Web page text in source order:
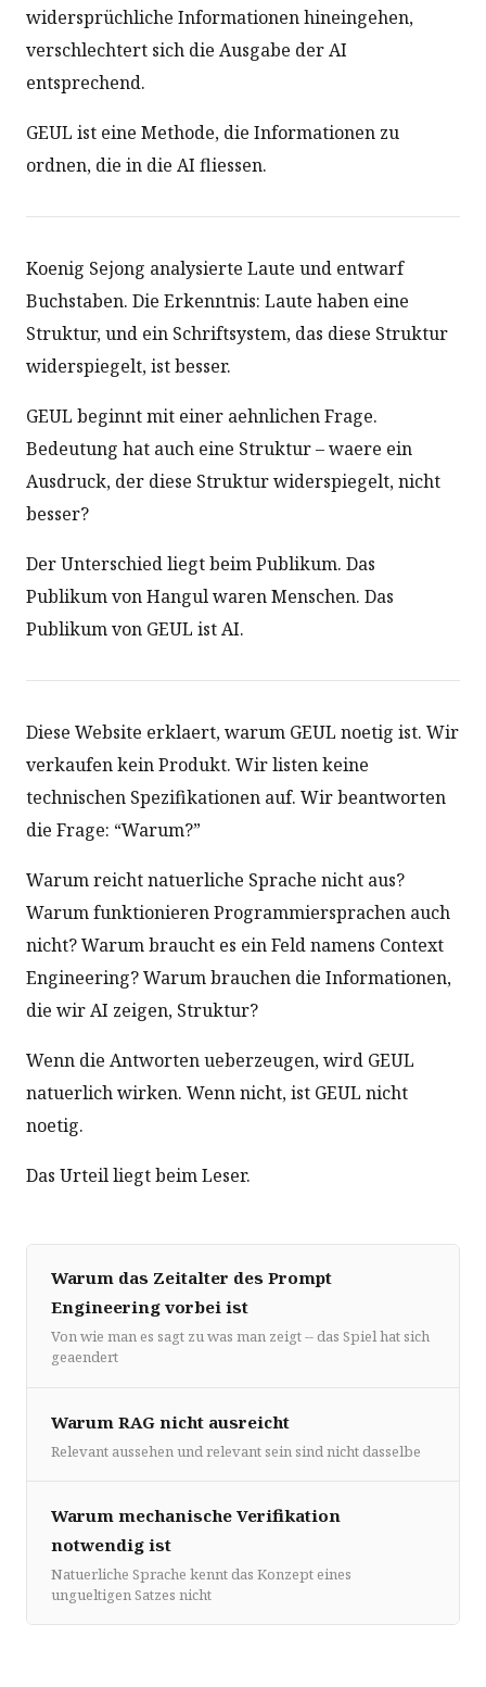
widersprüchliche Informationen hineingehen,
verschlechtert sich die Ausgabe der AI
entsprechend.
GEUL ist eine Methode, die Informationen zu
ordnen, die in die AI fliessen.
Koenig Sejong analysierte Laute und entwarf
Buchstaben. Die Erkenntnis: Laute haben eine
Struktur, und ein Schriftsystem, das diese Struktur
widerspiegelt, ist besser.
GEUL beginnt mit einer aehnlichen Frage.
Bedeutung hat auch eine Struktur – waere ein
Ausdruck, der diese Struktur widerspiegelt, nicht
besser?
Der Unterschied liegt beim Publikum. Das
Publikum von Hangul waren Menschen. Das
Publikum von GEUL ist AI.
Diese Website erklaert, warum GEUL noetig ist. Wir
verkaufen kein Produkt. Wir listen keine
technischen Spezifikationen auf. Wir beantworten
die Frage: “Warum?”
Warum reicht natuerliche Sprache nicht aus?
Warum funktionieren Programmiersprachen auch
nicht? Warum braucht es ein Feld namens Context
Engineering? Warum brauchen die Informationen,
die wir AI zeigen, Struktur?
Wenn die Antworten ueberzeugen, wird GEUL
natuerlich wirken. Wenn nicht, ist GEUL nicht
noetig.
Das Urteil liegt beim Leser.
Warum das Zeitalter des Prompt
Engineering vorbei ist
Von wie man es sagt zu was man zeigt -- das Spiel hat sich
geaendert
Warum RAG nicht ausreicht
Relevant aussehen und relevant sein sind nicht dasselbe
Warum mechanische Verifikation
notwendig ist
Natuerliche Sprache kennt das Konzept eines
ungueltigen Satzes nicht